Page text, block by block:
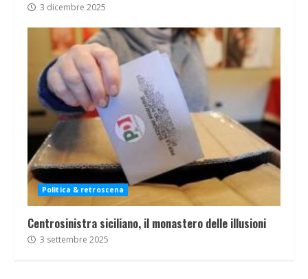
3 dicembre 2025
Politica & retroscena
Centrosinistra siciliano, il monastero delle illusioni
3 settembre 2025